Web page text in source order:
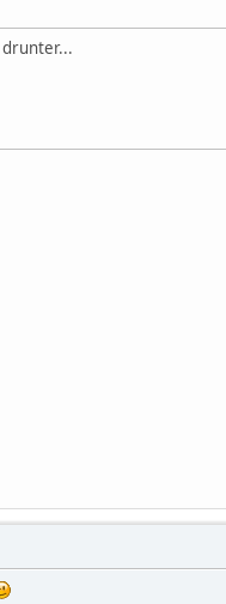
drunter...